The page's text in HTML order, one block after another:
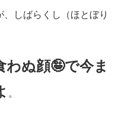
しばらくし（ほとぼり
わぬ顔🤪で今ま
。